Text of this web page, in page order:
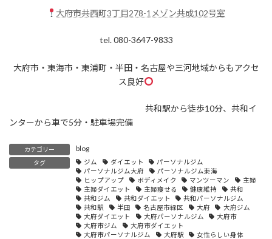
大府市共西町3丁目278-1メゾン共成102号室
tel. 080-3647-9833
大府市・東海市・東浦町・半田・名古屋や三河地域からもアクセ
ス良好
共和駅から徒歩10分、共和イ
ンターから車で5分・駐車場完備
カテゴリー blog
タグ ジム ダイエット
パーソナルジム
パーソナルジム大府
パーソナルジム東海
ヒップアップ
ボディメイク マンツーマン
主婦
主婦ダイエット
主婦痩せる 健康維持
共和
共和ジム
共和ダイエット
共和パーソナルジム
共和駅
半田 名古屋市緑区 大府
大府ジム
大府ダイエット
大府パーソナルジム
大府市
大府市ジム
大府市ダイエット
大府市パーソナルジム
大府駅
女性らしい身体